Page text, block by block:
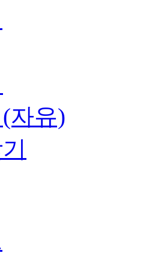
자유)